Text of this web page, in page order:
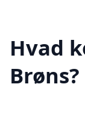
Hvad
Brøns?